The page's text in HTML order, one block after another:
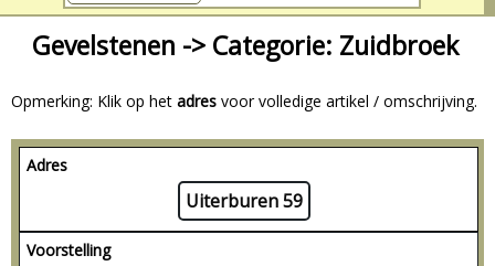
Gevelstenen -> Categorie: Zuidbroek
Opmerking: Klik op het adres voor volledige artikel / omschrijving.
Adres
Uiterburen 59
Voorstelling